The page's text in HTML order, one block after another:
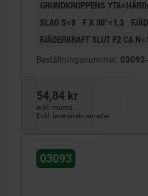
GRUNDKROPPENS
SLAG S=8
F X 30°=1,3
FJÄDERKRAFT SLUT F2 CA
Beställningsnummer:
54,84 kr
exkl. moms
Exkl. leveranskostnader
03093